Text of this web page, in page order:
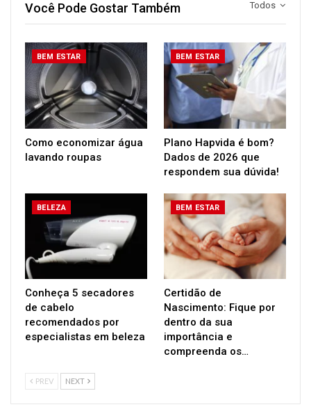
Todos
Você Pode Gostar Também
BEM ESTAR
Como economizar água
lavando roupas
BEM ESTAR
Plano Hapvida é bom?
Dados de 2026 que
respondem sua dúvida!
BELEZA
Conheça 5 secadores
de cabelo
recomendados por
especialistas em beleza
BEM ESTAR
Certidão de
Nascimento: Fique por
dentro da sua
importância e
compreenda os…
PREV NEXT